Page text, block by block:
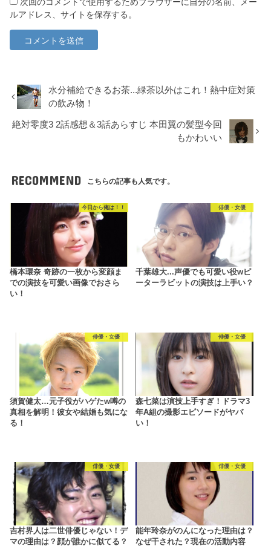
ルアドレス、サイトを保存する。
水分補給できるお茶...緑茶以外はこれ！熱中症対策
の飲み物！
絶対零度3 2話感想＆3話あらすじ 本田翼の髪型今回
もかわいい
RECOMMEND こちらの記事も人気です。
今日から俺は！！
橋本環奈 奇跡の一枚から変顔ま
での演技を可愛い画像でおさら
い！
俳優・女優
千葉雄大...声優でも可愛い役wピ
ーターラビットの演技は上手い？
俳優・女優
須賀健太…元子役がハゲたw噂の
真相を解明！彼女や結婚も気にな
る！
俳優・女優
森七菜は演技上手すぎ！ドラマ3
年A組の撮影エピソードがヤバ
い！
俳優・女優
吉村界人は二世俳優じゃない！デ
マの理由は？顔が誰かに似てる？
俳優・女優
能年玲奈がのんになった理由は？
なぜ干された？現在の活動内容